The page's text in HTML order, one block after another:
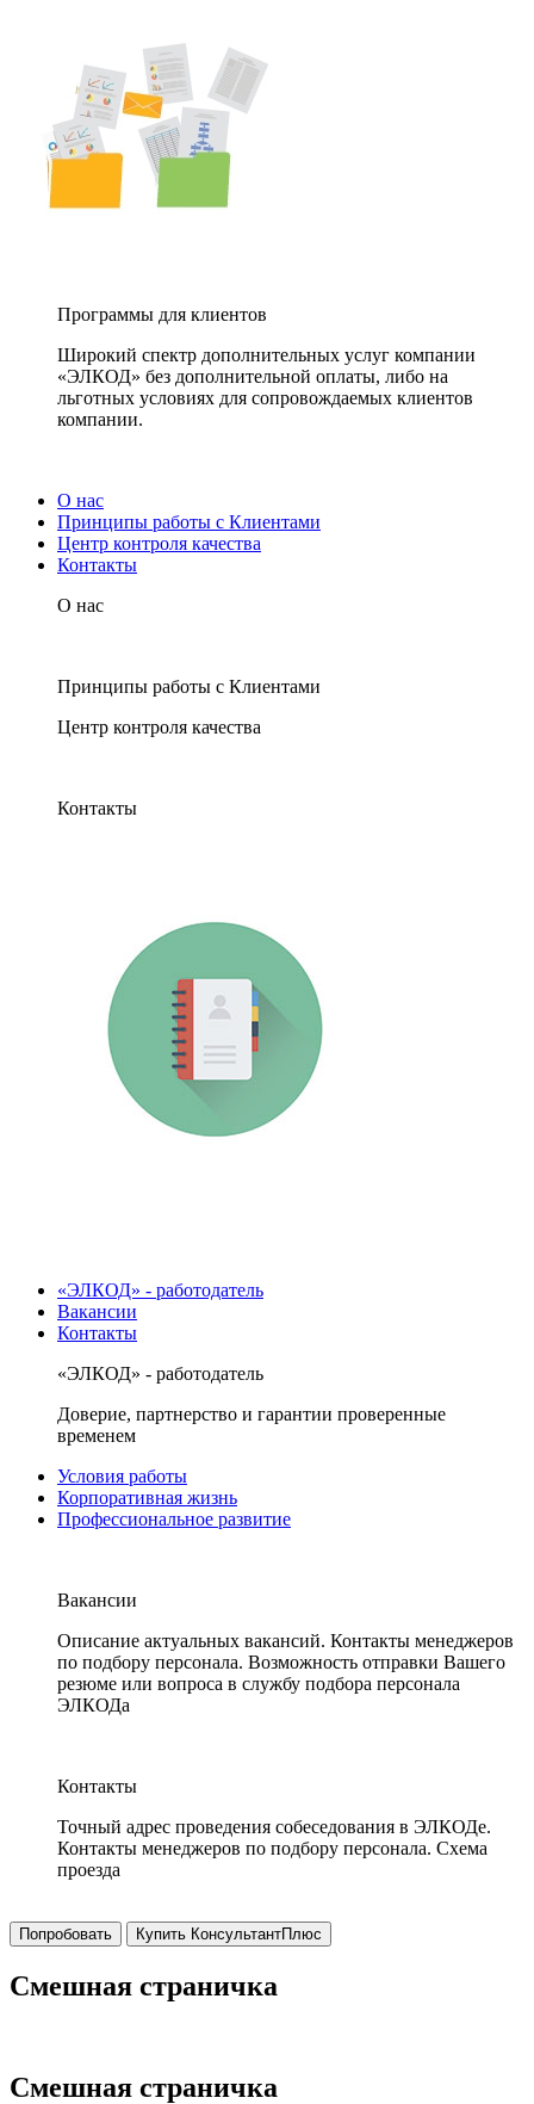
Программы для клиентов
Широкий спектр дополнительных услуг компании
«ЭЛКОД» без дополнительной оплаты, либо на
льготных условиях для сопровождаемых клиентов
компании.
О нас
Принципы работы с Клиентами
Центр контроля качества
Контакты
О нас
Принципы работы с Клиентами
Центр контроля качества
Контакты
«ЭЛКОД» - работодатель
Вакансии
Контакты
«ЭЛКОД» - работодатель
Доверие, партнерство и гарантии проверенные
временем
Условия работы
Корпоративная жизнь
Профессиональное развитие
Вакансии
Описание актуальных вакансий. Контакты менеджеров
по подбору персонала. Возможность отправки Вашего
резюме или вопроса в службу подбора персонала
ЭЛКОДа
Контакты
Точный адрес проведения собеседования в ЭЛКОДе.
Контакты менеджеров по подбору персонала. Схема
проезда
Попробовать Купить КонсультантПлюс
Смешная страничка
Смешная страничка